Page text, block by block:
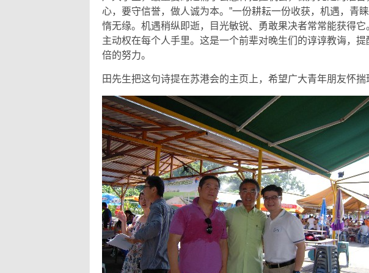
心，要守信誉，做人诚为本。”一份耕耘一份收获，机遇，青
惰无缘。机遇稍纵即逝，目光敏锐、勇敢果决者常常能获得它
主动权在每个人手里。这是一个前辈对晚生们的谆谆教诲，
倍的努力。
田先生把这句诗提在苏港会的主页上，希望广大青年朋友怀揣